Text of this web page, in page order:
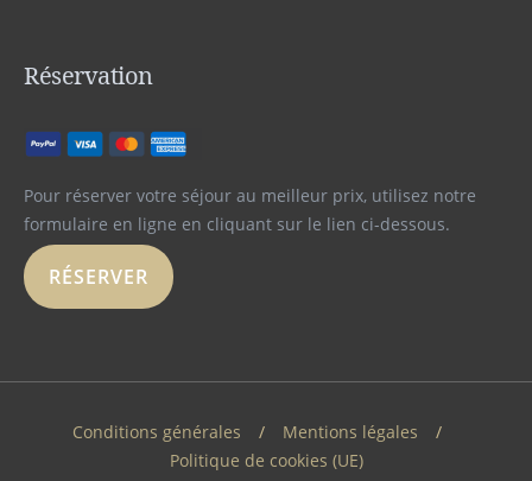
Réservation
Pour réserver votre séjour au meilleur prix, utilisez notre
formulaire en ligne en cliquant sur le lien ci-dessous.
RÉSERVER
Conditions générales
Mentions légales
Politique de cookies (UE)